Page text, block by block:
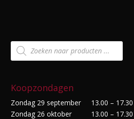
Producten
zoeken
Koopzondagen
Zondag 29 september
13.00 – 17.30
Zondag 26 oktober
13.00 – 17.30